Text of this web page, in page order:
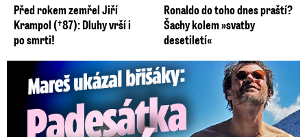
Před rokem zemřel Jiří
Krampol (†87): Dluhy vrší i
po smrti!
Ronaldo do toho dnes praští?
Šachy kolem »svatby
desetiletí«
Mareš v dokonalé formě ukázal břišáky: Padesátka není znát